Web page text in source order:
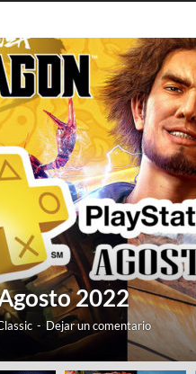
2022
- Dejar un comentario